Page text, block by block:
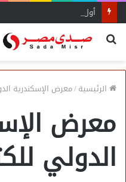
أول منصة للسياحة الصحية
بحث
الرئيسية/ﻣﻌﺮﺽ ﺍﻹﺳﻜﻨﺪﺭﻳﺔ
ﻣﻌﺮﺽ
ﺍﻟﺪﻭﻟﻲ